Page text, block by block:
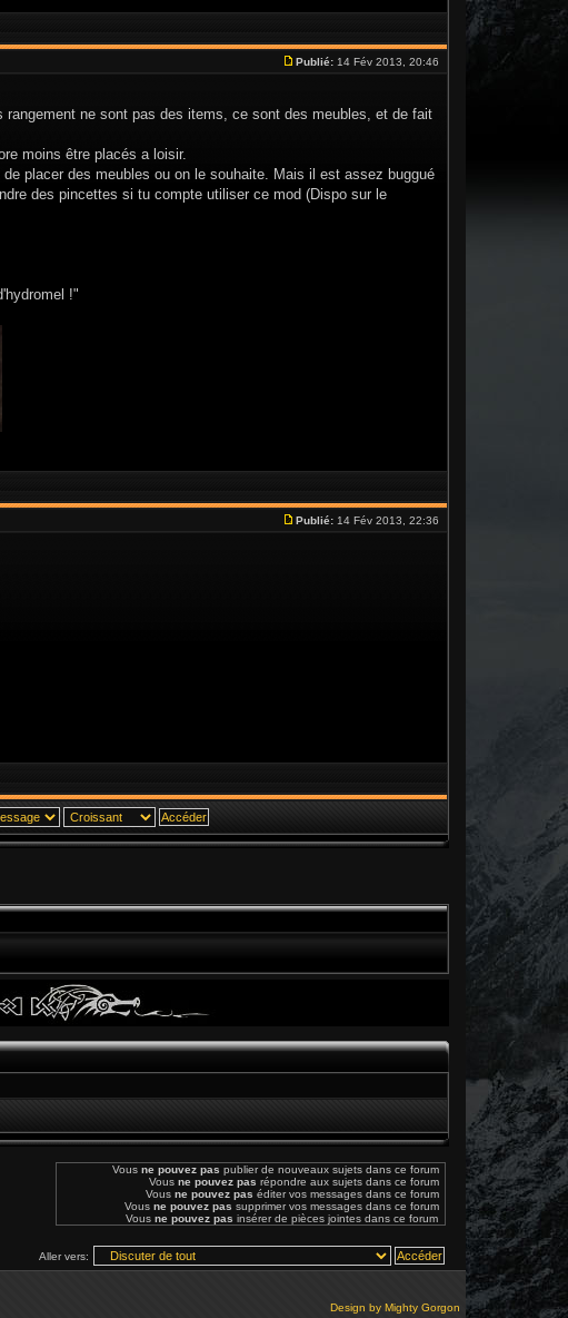
Publié: 14 Fév 2013, 20:46
ne sont pas des items, ce sont des meubles, et de fait
moins être placés a loisir.
placer des meubles ou on le souhaite. Mais il est assez buggué
des pincettes si tu compte utiliser ce mod (Dispo sur le
!"
Publié: 14 Fév 2013, 22:36
Vous ne pouvez pas publier de nouveaux sujets dans ce forum
Vous ne pouvez pas répondre aux sujets dans ce forum
Vous ne pouvez pas éditer vos messages dans ce forum
Vous ne pouvez pas supprimer vos messages dans ce forum
Vous ne pouvez pas insérer de pièces jointes dans ce forum
Aller vers:
Design by Mighty Gorgon